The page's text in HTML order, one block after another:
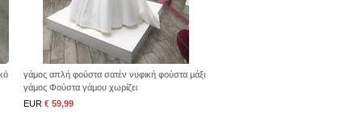
γάμος απλή φούστα σατέν νυφική φούστα μάξι
γάμος Φούστα γάμου χωρίζει
EUR € 59,99